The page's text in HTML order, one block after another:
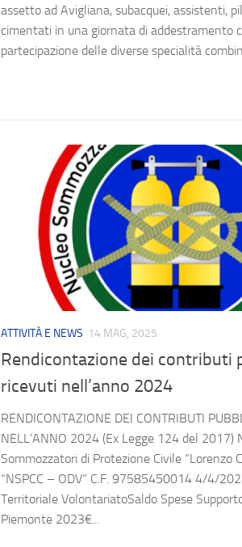
assetto ad Avigliana, subacquei, assistenti,
cimentati in una giornata di addestramento
partecipazione delle diverse specialità
ATTIVITÀ E NEWS 14 MAG, 2025
Rendicontazione dei contributi
ricevuti nell’anno 2024
RENDICONTAZIONE DEI CONTRIBUTI
NELL’ANNO 2024 (Ex Legge 124 del 2017)
Sommozzatori di Protezione Civile “Lorenzo
“NSPCC – ODV” C.F. 97585450014 4/4/
Territoriale VolontariatoSaldo Spese
Piemonte 2023€...